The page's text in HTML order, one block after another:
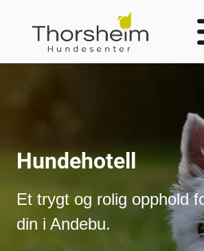
Hundehotell
Et trygt og rolig opphold
din i Andebu.